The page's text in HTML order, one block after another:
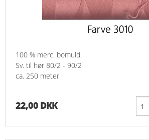
100 % merc. bomuld.
Sv. til hør 80/2 - 90/2
ca. 250 meter
22,00 DKK